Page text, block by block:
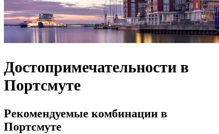
Достопримечательности в
Портсмуте
Рекомендуемые комбинации в
Портсмуте